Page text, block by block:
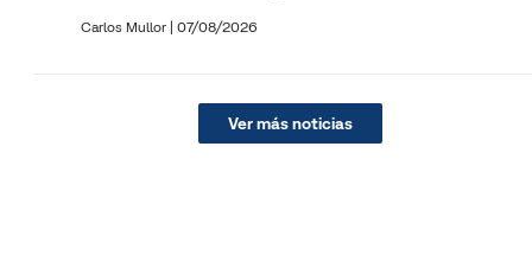
Carlos Mullor | 07/08/2026
Ver más noticias